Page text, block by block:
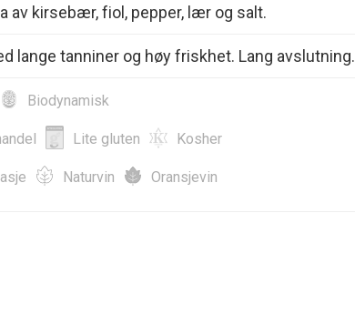
av kirsebær, fiol, pepper, lær og salt.
lange tanniner og høy friskhet. Lang avslutning.
Biodynamisk
Lite gluten Kosher
Naturvin Oransjevin